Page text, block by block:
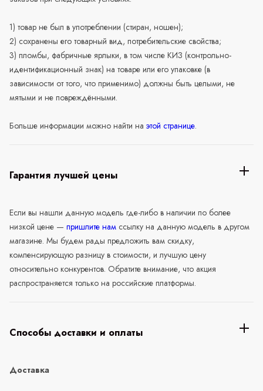
1) товар не был в употреблении (стиран, ношен);
2) сохранены его товарный вид, потребительские свойства;
3) пломбы, фабричные ярлыки, в том числе КИЗ (контрольно-
идентификационный знак) на товаре или его упаковке (в
зависимости от того, что применимо) должны быть целыми, не
мятыми и не повреждёнными.
Больше информации можно найти на этой странице.
Гарантия лучшей цены
Если вы нашли данную модель где-либо в наличии по более
низкой цене — пришлите нам ссылку на данную модель в другом
магазине. Мы будем рады предложить вам скидку,
компенсирующую разницу в стоимости, и лучшую цену
относительно конкурентов. Обратите внимание, что акция
распространяется только на российские платформы.
Способы доставки и оплаты
Доставка